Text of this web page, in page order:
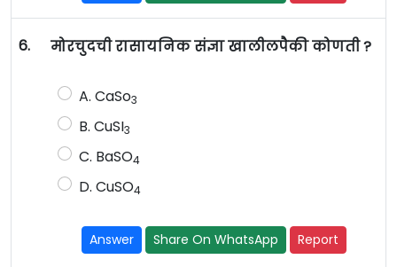
6. मोरचुदची रासायनिक संज्ञा खालीलपैकी कोणती ?
A. CaSo3
B. CuSI3
C. BaSO4
D. CuSO4
Answer Share On WhatsApp Report